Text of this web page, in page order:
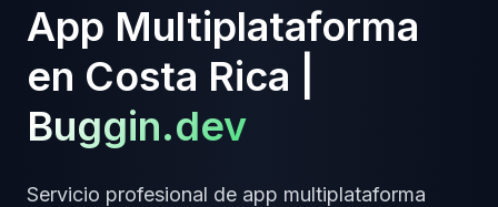
App Multiplataforma
en Costa Rica
Buggin.dev
Servicio profesional de app multiplataforma